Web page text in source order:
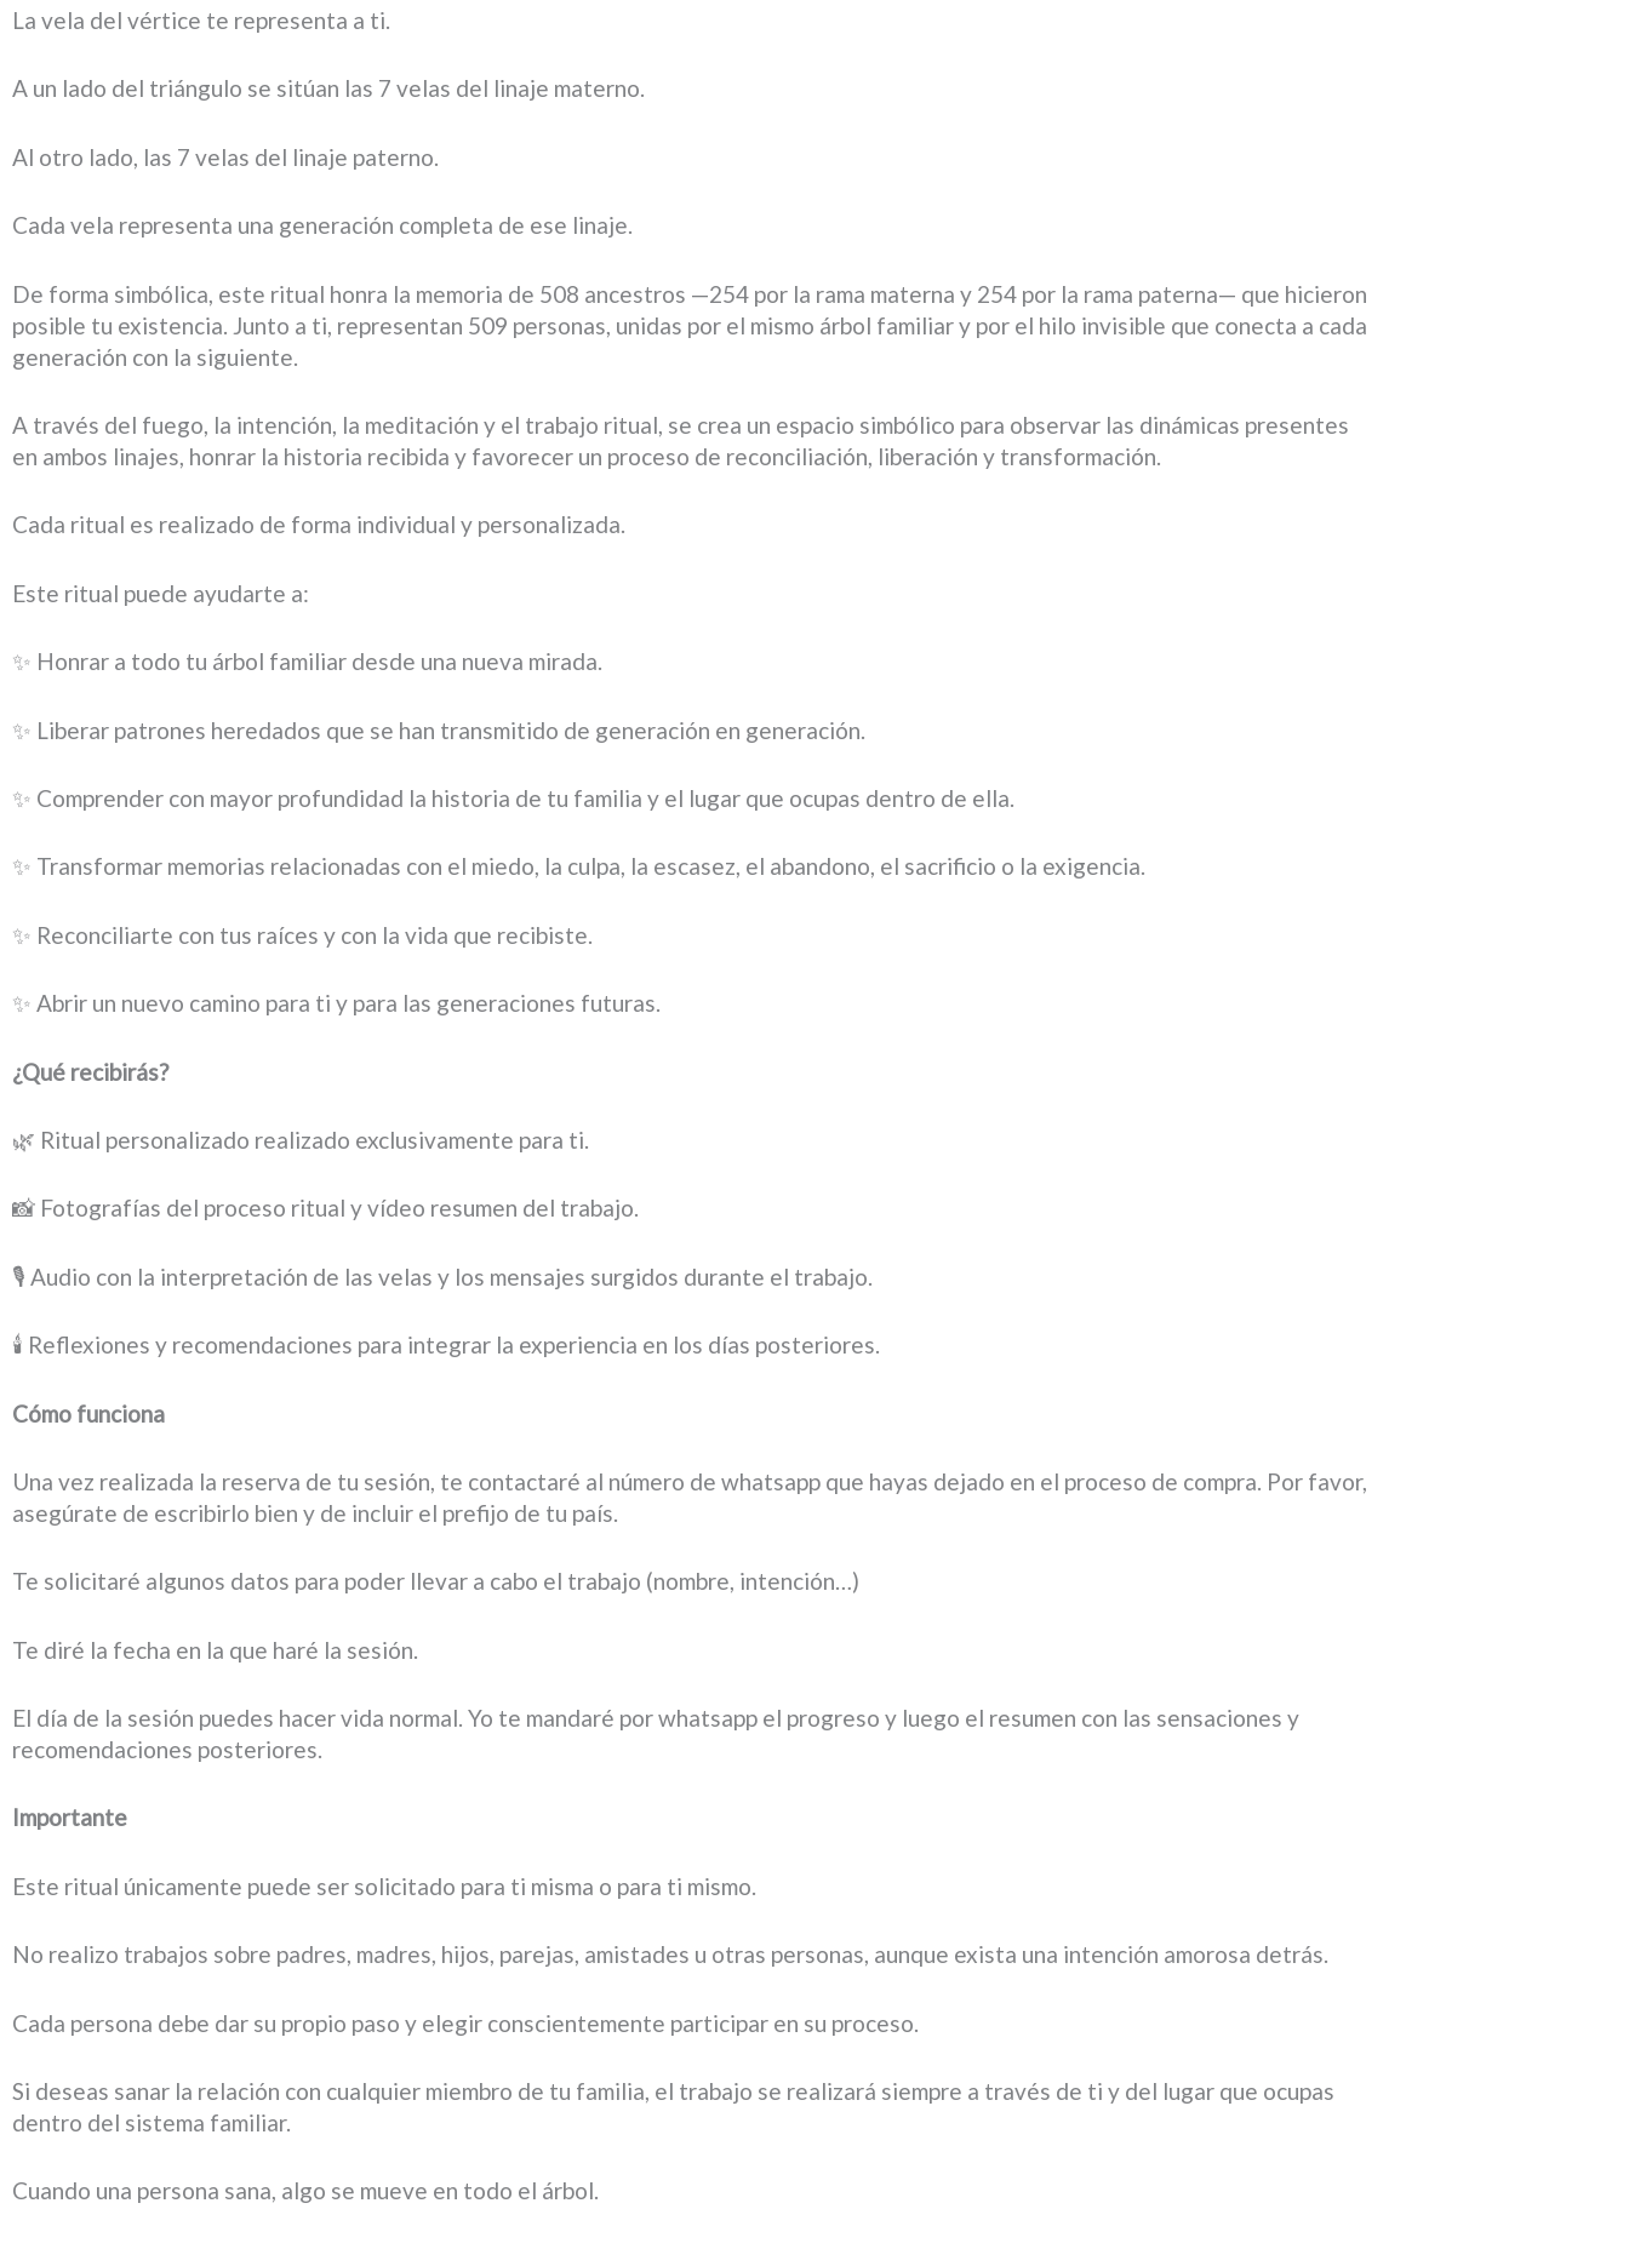
La vela del vértice te representa a ti.
A un lado del triángulo se sitúan las 7 velas del linaje materno.
Al otro lado, las 7 velas del linaje paterno.
Cada vela representa una generación completa de ese linaje.
De forma simbólica, este ritual honra la memoria de 508 ancestros —254 por la rama materna y 254 por la rama paterna— que hicieron
posible tu existencia. Junto a ti, representan 509 personas, unidas por el mismo árbol familiar y por el hilo invisible que conecta a cada
generación con la siguiente.
A través del fuego, la intención, la meditación y el trabajo ritual, se crea un espacio simbólico para observar las dinámicas presentes
en ambos linajes, honrar la historia recibida y favorecer un proceso de reconciliación, liberación y transformación.
Cada ritual es realizado de forma individual y personalizada.
Este ritual puede ayudarte a:
✨ Honrar a todo tu árbol familiar desde una nueva mirada.
✨ Liberar patrones heredados que se han transmitido de generación en generación.
✨ Comprender con mayor profundidad la historia de tu familia y el lugar que ocupas dentro de ella.
✨ Transformar memorias relacionadas con el miedo, la culpa, la escasez, el abandono, el sacrificio o la exigencia.
✨ Reconciliarte con tus raíces y con la vida que recibiste.
✨ Abrir un nuevo camino para ti y para las generaciones futuras.
¿Qué recibirás?
🌿 Ritual personalizado realizado exclusivamente para ti.
📸 Fotografías del proceso ritual y vídeo resumen del trabajo.
🎙️ Audio con la interpretación de las velas y los mensajes surgidos durante el trabajo.
🕯️ Reflexiones y recomendaciones para integrar la experiencia en los días posteriores.
Cómo funciona
Una vez realizada la reserva de tu sesión, te contactaré al número de whatsapp que hayas dejado en el proceso de compra. Por favor,
asegúrate de escribirlo bien y de incluir el prefijo de tu país.
Te solicitaré algunos datos para poder llevar a cabo el trabajo (nombre, intención…)
Te diré la fecha en la que haré la sesión.
El día de la sesión puedes hacer vida normal. Yo te mandaré por whatsapp el progreso y luego el resumen con las sensaciones y
recomendaciones posteriores.
Importante
Este ritual únicamente puede ser solicitado para ti misma o para ti mismo.
No realizo trabajos sobre padres, madres, hijos, parejas, amistades u otras personas, aunque exista una intención amorosa detrás.
Cada persona debe dar su propio paso y elegir conscientemente participar en su proceso.
Si deseas sanar la relación con cualquier miembro de tu familia, el trabajo se realizará siempre a través de ti y del lugar que ocupas
dentro del sistema familiar.
Cuando una persona sana, algo se mueve en todo el árbol.